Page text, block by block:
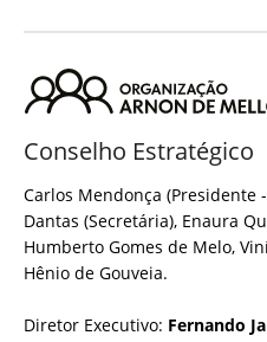
Conselho Estratégico
Carlos Mendonça (Presidente
Dantas (Secretária), Enaura
Humberto Gomes de Melo,
Hênio de Gouveia.
Diretor Executivo: Fernando